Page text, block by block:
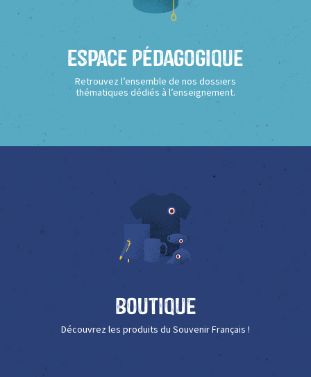
Espace Pédagogique
Retrouvez l’ensemble de nos dossiers
thématiques dédiés à l’enseignement.
Boutique
Découvrez les produits du Souvenir Français !